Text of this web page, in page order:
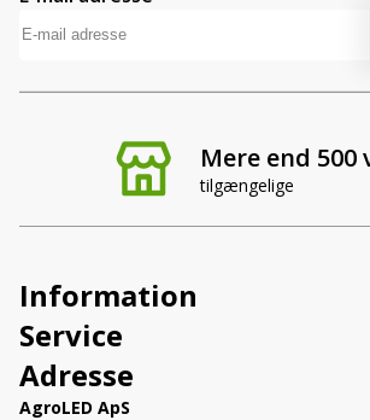
Mere end 500
tilgængelige
Information
Service
Adresse
AgroLED ApS